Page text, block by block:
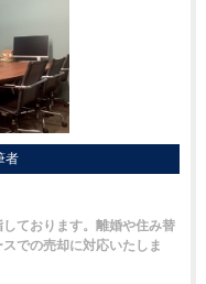
者
ております。離婚や住み替
での売却に対応いたしま